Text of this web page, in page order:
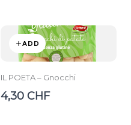
ADD
IL POETA – Gnocchi
4,30 CHF